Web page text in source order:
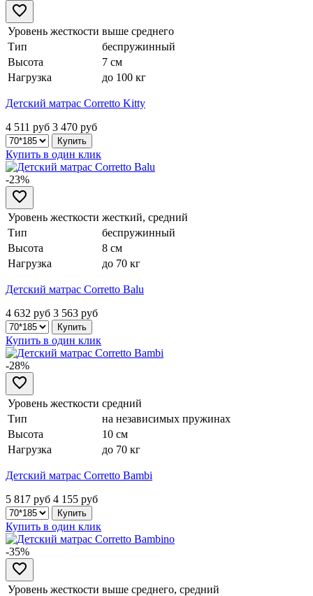
Уровень жесткости выше среднего
Тип
беспружинный
Высота
7 см
Нагрузка
до 100 кг
Детский матрас Corretto Kitty
4 511 руб 3 470 руб
Купить в один клик
-23%
Уровень жесткости жесткий, средний
Тип
беспружинный
Высота
8 см
Нагрузка
до 70 кг
Детский матрас Corretto Balu
4 632 руб 3 563 руб
Купить в один клик
-28%
Уровень жесткости средний
Тип
на независимых пружинах
Высота
10 см
Нагрузка
до 70 кг
Детский матрас Corretto Bambi
5 817 руб 4 155 руб
Купить в один клик
-35%
Уровень жесткости выше среднего, средний